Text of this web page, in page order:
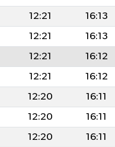
12:21 16:13
12:21 16:13
12:21 16:12
12:21 16:12
12:20 16:11
12:20 16:11
12:20 16:11